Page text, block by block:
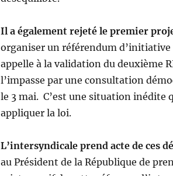
Il a également rejeté le premier
organiser un référendum
appelle à la validation du deuxième
l’impasse par une consultation
le 3 mai. C’est une situation inédite
appliquer la loi.
L’intersyndicale prend acte de ces
au Président de la République de